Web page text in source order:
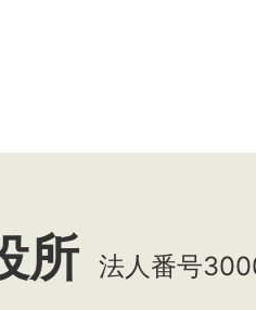
所 法人番号